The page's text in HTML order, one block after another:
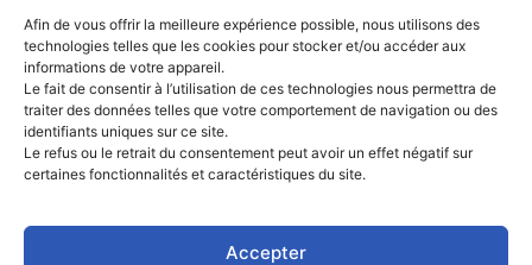
Afin de vous offrir la meilleure expérience possible, nous utilisons des
technologies telles que les cookies pour stocker et/ou accéder aux
informations de votre appareil.
Le fait de consentir à l’utilisation de ces technologies nous permettra de
traiter des données telles que votre comportement de navigation ou des
identifiants uniques sur ce site.
Le refus ou le retrait du consentement peut avoir un effet négatif sur
certaines fonctionnalités et caractéristiques du site.
Accepter